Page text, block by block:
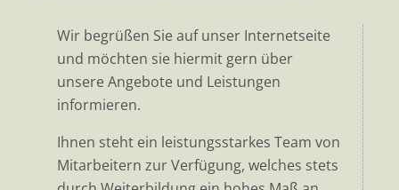
Wir begrüßen Sie auf unser Internetseite
und möchten sie hiermit gern über
unsere Angebote und Leistungen
informieren.
Ihnen steht ein leistungsstarkes Team von
Mitarbeitern zur Verfügung, welches stets